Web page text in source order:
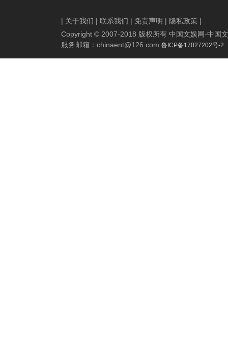
| 关于我们 | 联系我们 | 免责声明 | 隐私政策 |
Copyright © 2007-2018 版权所有 中国文娱网-中国
服务邮箱： chinaent@126.com 鲁ICP备17027202号-2